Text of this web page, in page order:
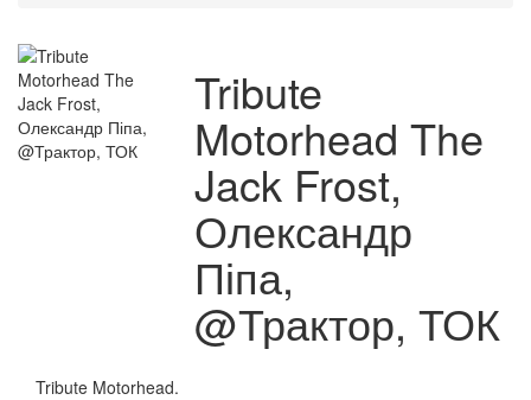
Tribute
Motorhead The
Jack Frost,
Олександр
Піпа,
@Трактор, ТОК
Tribute Motorhead.